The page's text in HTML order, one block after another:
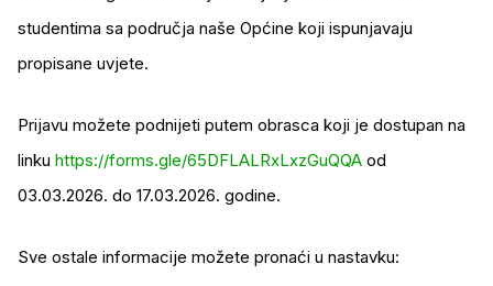
studentima sa područja naše Općine koji ispunjavaju
propisane uvjete.
Prijavu možete podnijeti putem obrasca koji je dostupan na
linku https://forms.gle/65DFLALRxLxzGuQQA od
03.03.2026. do 17.03.2026. godine.
Sve ostale informacije možete pronaći u nastavku: